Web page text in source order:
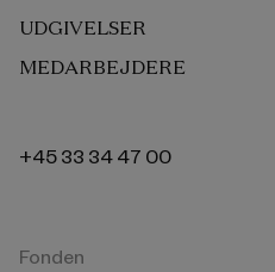
UDGIVELSER
MEDARBEJDERE
+45 33 34 47 00
Fonden